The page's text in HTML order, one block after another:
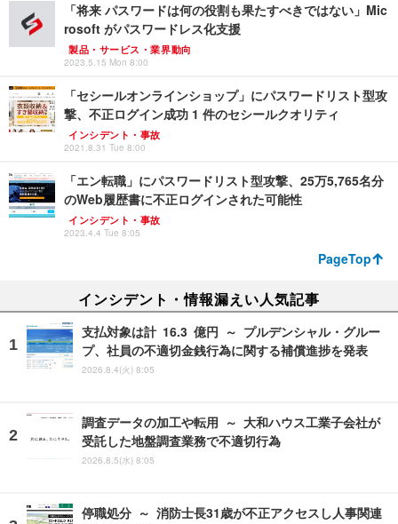
「将来 パスワードは何の役割も果たすべきではない」Mic
rosoft がパスワードレス化支援
製品・サービス・業界動向
2023.5.15 Mon 8:00
「セシールオンラインショップ」にパスワードリスト型攻
撃、不正ログイン成功 1 件のセシールクオリティ
インシデント・事故
2021.8.31 Tue 8:00
「エン転職」にパスワードリスト型攻撃、25万5,765名分
のWeb履歴書に不正ログインされた可能性
インシデント・事故
2023.4.4 Tue 8:05
PageTop
インシデント・情報漏えい人気記事
支払対象は計 16.3 億円 ～ プルデンシャル・グルー
プ、社員の不適切金銭行為に関する補償進捗を発表
2026.8.4(火) 8:05
調査データの加工や転用 ～ 大和ハウス工業子会社が
受託した地盤調査業務で不適切行為
2026.8.5(水) 8:05
停職処分 ～ 消防士長31歳が不正アクセスし人事関連